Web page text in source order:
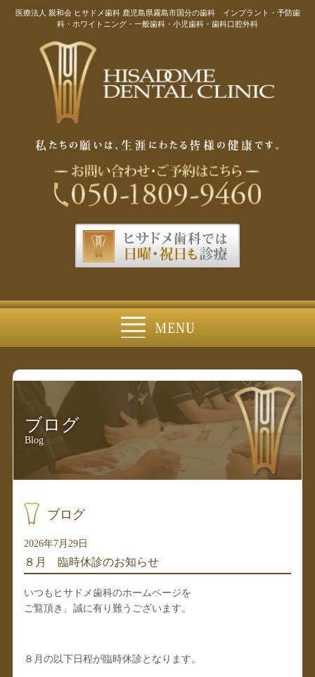
医療法人 親和会 ヒサドメ歯科 鹿児島県霧島市国分の歯科 インプラント・予防歯
科・ホワイトニング・一般歯科・小児歯科・歯科口腔外科
ブログ
Blog
ブログ
2026年7月29日
８月 臨時休診のお知らせ
いつもヒサドメ歯科のホームページを
ご覧頂き、誠に有り難うございます。
８月の以下日程が臨時休診となります。